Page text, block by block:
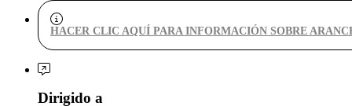
HACER CLIC AQUÍ PARA INFORMACIÓN SOBRE
Dirigido a